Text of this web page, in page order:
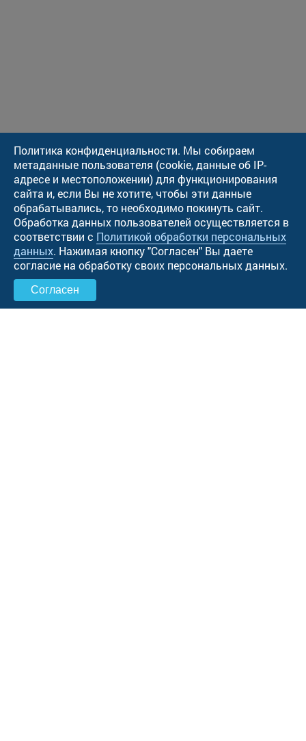
Политика конфиденциальности. Мы собираем
метаданные пользователя (cookie, данные об IP-
адресе и местоположении) для функционирования
сайта и, если Вы не хотите, чтобы эти данные
обрабатывались, то необходимо покинуть сайт.
Обработка данных пользователей осуществляется в
соответствии с Политикой обработки персональных
данных. Нажимая кнопку "Cогласен" Вы даете
согласие на обработку своих персональных данных.
Согласен